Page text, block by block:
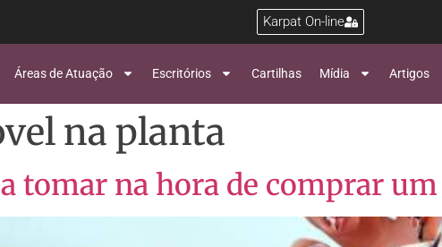
Karpat On-line
Áreas de Atuação Escritórios Cartilhas Mídia Artigos
na planta
tomar na hora de comprar